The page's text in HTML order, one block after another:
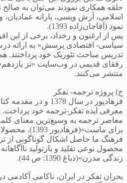
حلقه همکاری نمودند می‌توان به صالح
اسلامی، آرش ویسی، بارانه
نمود (آقاجان‌زاده 1393).
پس از ارغنون و رخداد، برخی از این
سیاسی- اقتصادی پرسش» به ارائه
تدریس مباحث تئوریک خود پرداختند.
رفقای قدیمی در وب‌سایت «تز یازدهم»
منتشر می‌کنند.
ج) پروژه ترجمه- تفکر
فرهادپور در سال 1378
معرفی ایده تفکر-ترجمه خود پرداخت.
معاصر ترجمه به وسیع‌ترین معنای
برای
فرهنگ ما حاصل اشکال گوناگونی از
محصول نوعی تقلید و بازتولید
زندگی مدرن»(دباغ 1390: ص 44).
بحران تفکر در ایران، ناکامی آکادمی